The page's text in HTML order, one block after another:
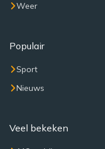
Weer
Populair
Sport
Nieuws
Veel bekeken